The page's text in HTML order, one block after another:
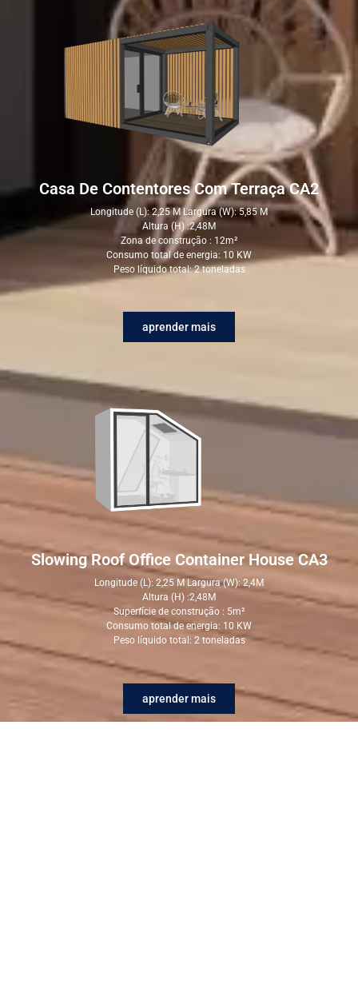
Casa De Contentores Com Terraça CA2
Longitude (L): 2,25 M Largura (W): 5,85 M
Altura (H) :2,48M
Zona de construção : 12m²
Consumo total de energia: 10 KW
Peso líquido total: 2 toneladas
aprender mais
Slowing Roof Office Container House CA3
Longitude (L): 2,25 M Largura (W): 2,4M
Altura (H) :2,48M
Superfície de construção : 5m²
Consumo total de energia: 10 KW
Peso líquido total: 2 toneladas
aprender mais